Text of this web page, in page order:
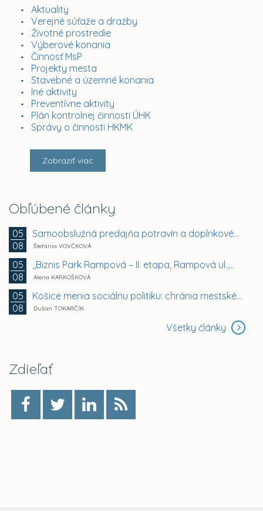
Aktuality
Verejné súťaže a dražby
Životné prostredie
Výberové konania
Činnosť MsP
Projekty mesta
Stavebné a územné konania
Iné aktivity
Preventívne aktivity
Plán kontrolnej činnosti ÚHK
Správy o činnosti HKMK
Zobraziť viac
Obľúbené články
05
08
Samoobslužná predajňa potravín a doplnkového tovaru
Štefánia VOVČKOVÁ
05
08
,,Biznis Park Rampová – II. etapa, Rampová ul.,...
Alena KARKOŠKOVÁ
05
08
Košice menia sociálnu politiku: chránia mestské byty...
Dušan TOKARČÍK
Všetky články
Zdieľať